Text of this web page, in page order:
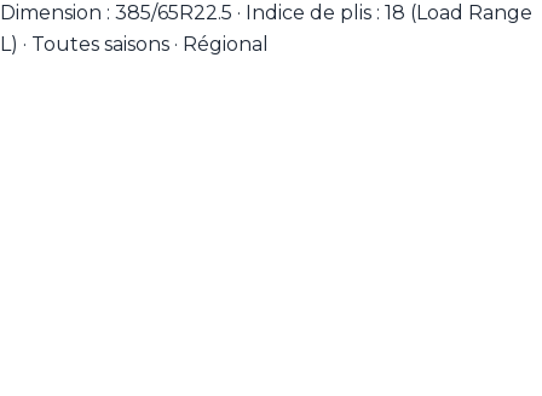
Dimension : 385/65R22.5 · Indice de plis : 18 (Load Range
L) · Toutes saisons · Régional